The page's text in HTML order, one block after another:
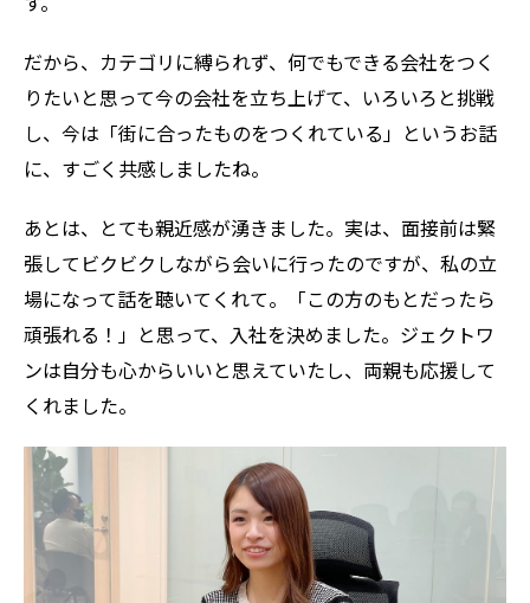
だから、カテゴリに縛られず、何でもできる会社をつく
りたいと思って今の会社を立ち上げて、いろいろと挑戦
し、今は「街に合ったものをつくれている」というお話
に、すごく共感しましたね。
あとは、とても親近感が湧きました。実は、面接前は緊
張してビクビクしながら会いに行ったのですが、私の立
場になって話を聴いてくれて。「この方のもとだったら
頑張れる！」と思って、入社を決めました。ジェクトワ
ンは自分も心からいいと思えていたし、両親も応援して
くれました。